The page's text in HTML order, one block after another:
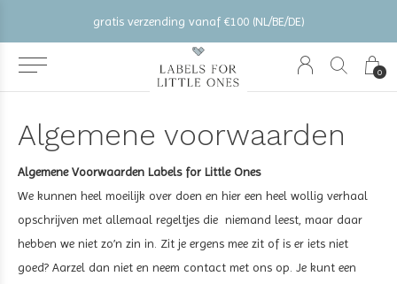
0
gratis verzending vanaf €100 (NL/BE/DE)
Algemene voorwaarden
Algemene Voorwaarden Labels for Little Ones
We kunnen heel moeilijk over doen en hier een heel wollig verhaal
opschrijven met allemaal regeltjes die niemand leest, maar daar
hebben we niet zo’n zin in. Zit je ergens mee zit of is er iets niet
goed? Aarzel dan niet en neem contact met ons op. Je kunt een